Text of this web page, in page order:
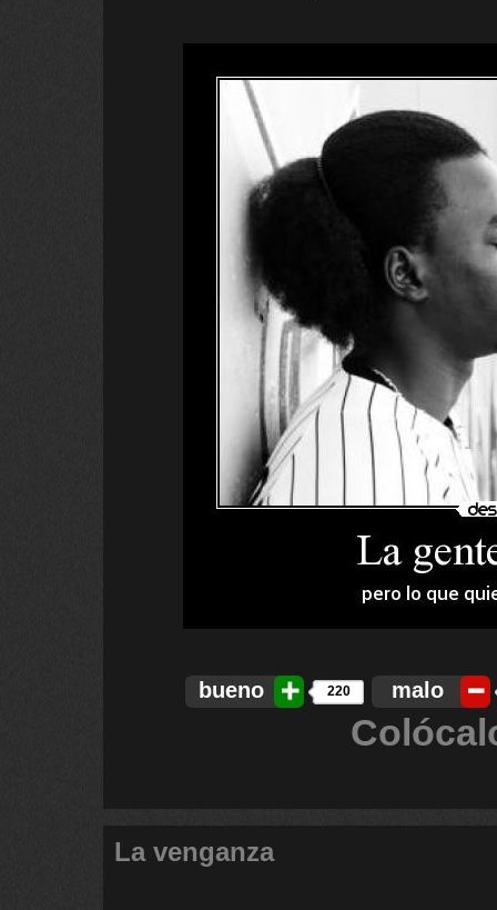
bueno 220 malo
La venganza